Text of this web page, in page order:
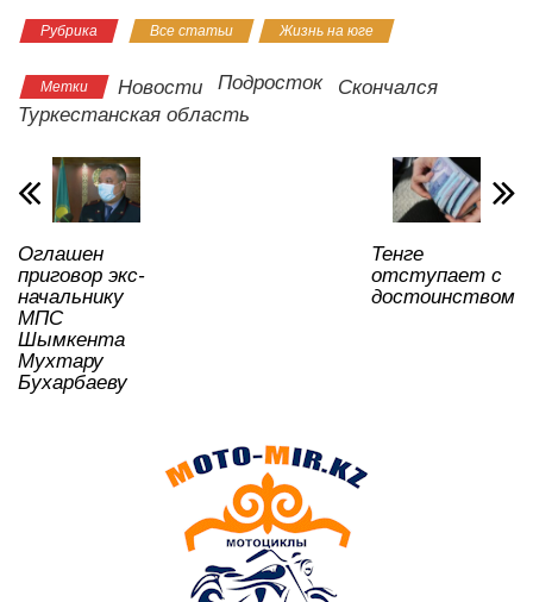
at
s
A
p
p
c
e
b
o
o
k
tt
er
n
o
e
gr
.R
u
и
ть
Рубрика Все статьи Жизнь на юге
Метки Новости Подросток
Скончался
Туркестанская область
Оглашен
приговор экс-
начальнику
МПС
Шымкента
Мухтару
Бухарбаеву
Тенге
отступает с
достоинством